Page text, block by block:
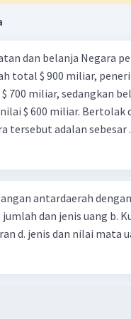
Semoga penjelasan ini
· 0.0( 0) Balas
Community Level 59
06:15
terverifikasi
Barang modal (pilihan
produksi atau untuk
(pilihan 3) adalah
akhir. Bahan baku
dalam proses
dan belanja Negara
total $ 900 miliar,
700 miliar, sedangkan
$ 600 miliar.
tersebut adalan sebesar
e. $ 1.000 miliar
antardaerah
jumlah dan jenis uang b.